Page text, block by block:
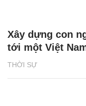
THỜI SỰ
Xây dựng con
tới một Việt